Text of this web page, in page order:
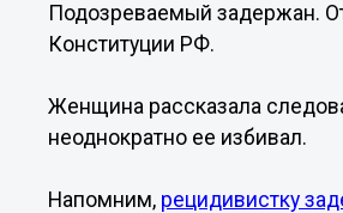
Подозреваемый задержан.
Конституции РФ.
Женщина рассказала
неоднократно ее избивал.
Напомним, рецидивистку